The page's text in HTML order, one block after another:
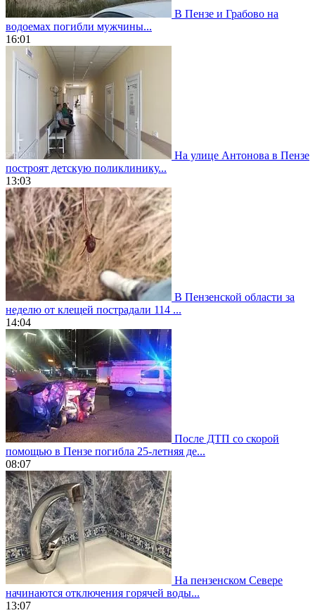
В Пензе и Грабово на
водоемах погибли мужчины...
16:01
На улице Антонова в Пензе
построят детскую поликлинику...
13:03
В Пензенской области за
неделю от клещей пострадали 114 ...
14:04
После ДТП со скорой
помощью в Пензе погибла 25-летняя де...
08:07
На пензенском Севере
начинаются отключения горячей воды...
13:07